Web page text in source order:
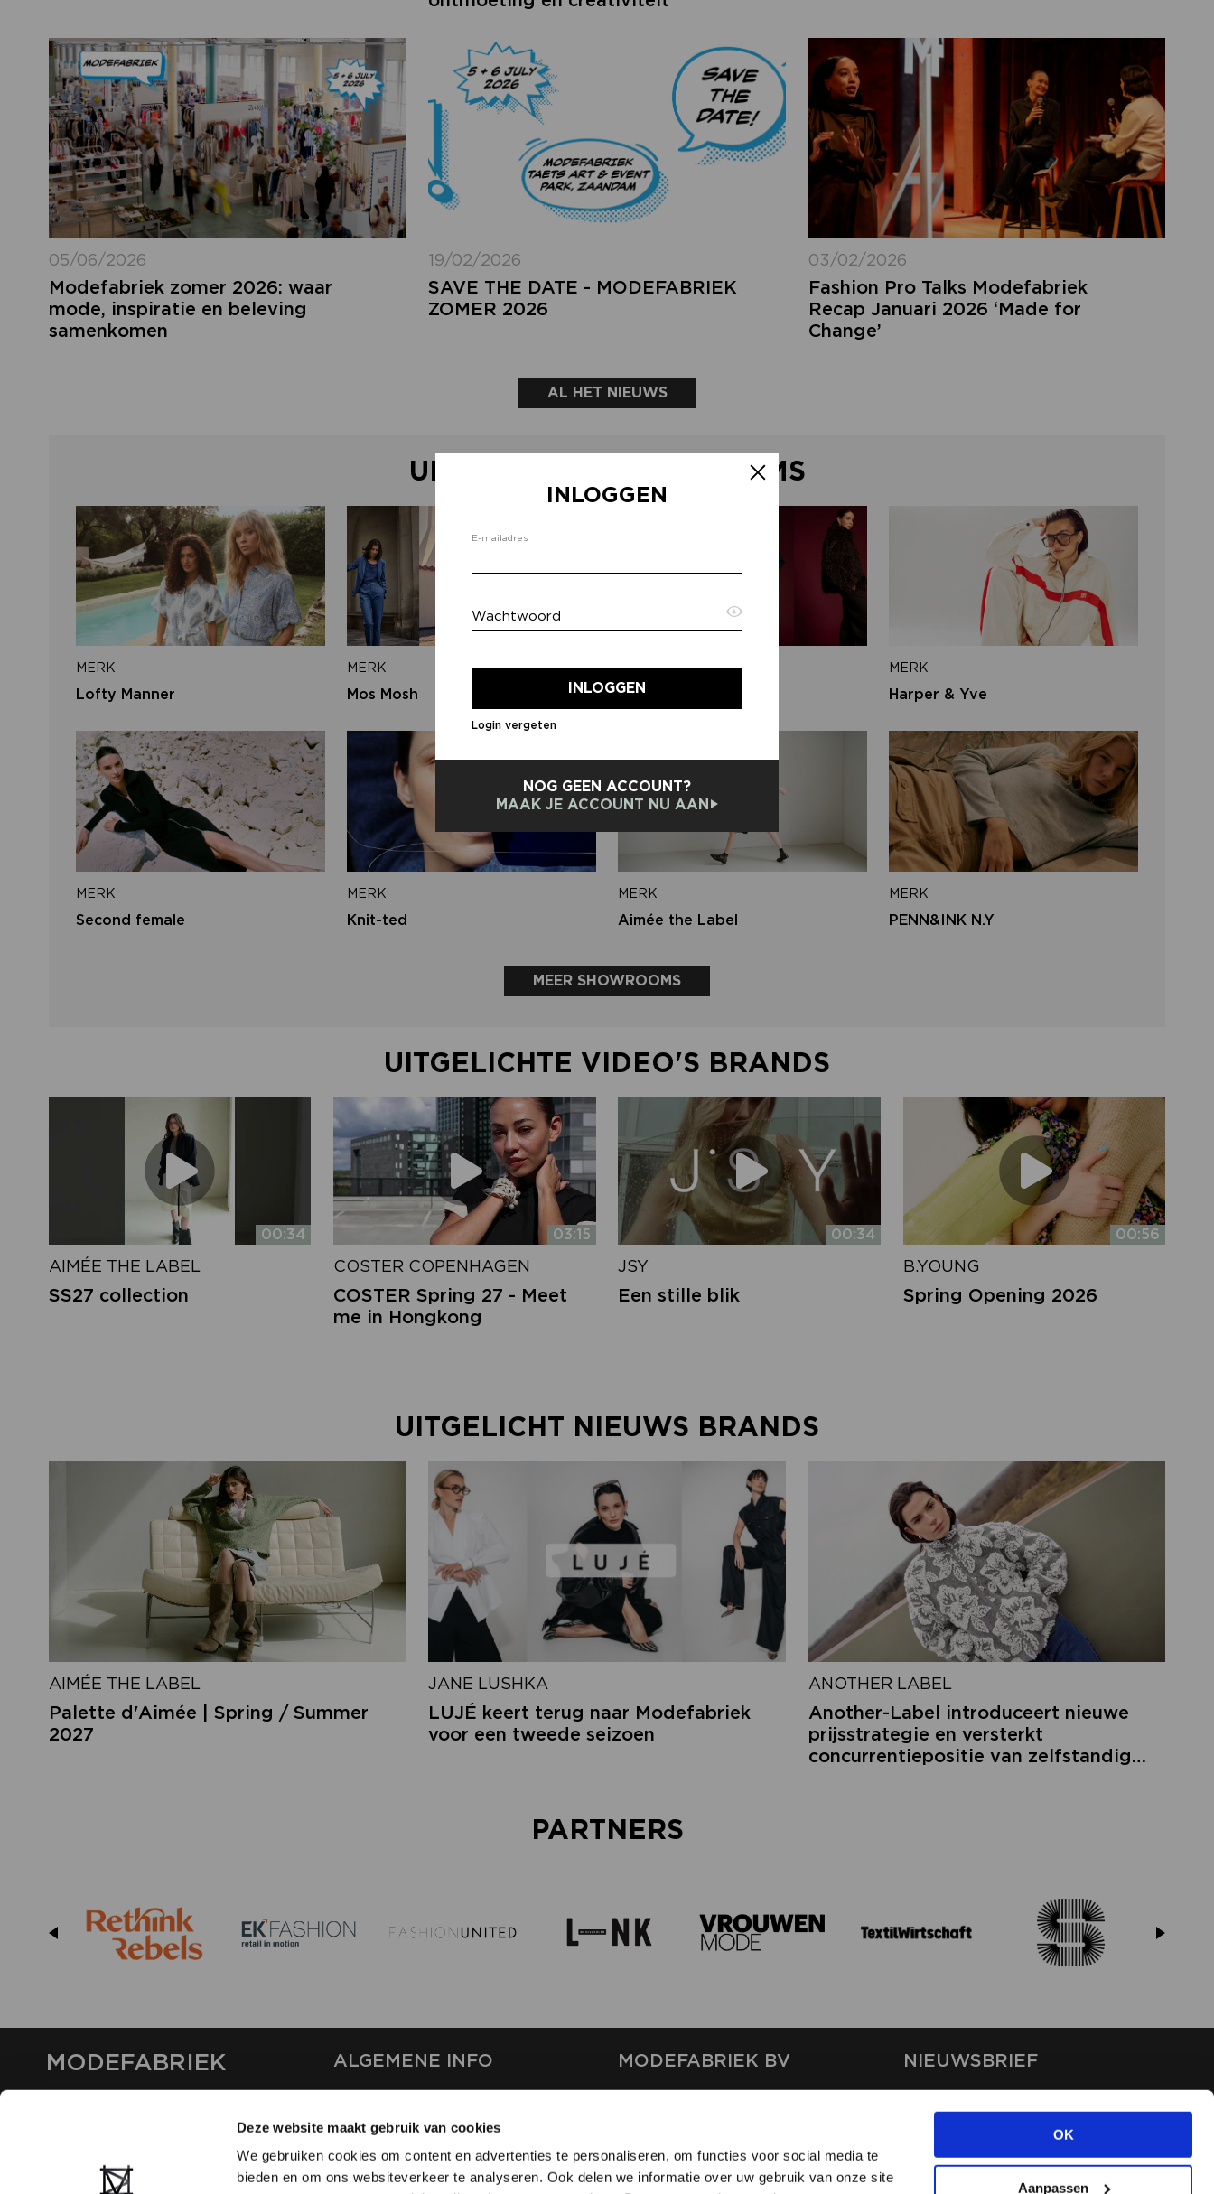
Deze website maakt gebruik van cookies
We gebruiken cookies om content en advertenties te personaliseren, om functies voor social media te
bieden en om ons websiteverkeer te analyseren. Ook delen we informatie over uw gebruik van onze site
OK
Aanpassen
INLOGGEN
E-mailadres
Wachtwoord
INLOGGEN
Login vergeten
Inloggegevens kwijt? Vul het e-mailadres in
dat hoort bij jouw account en klik op
E-mailadres
VERSTUUR
NOG GEEN ACCOUNT?
MAAK JE ACCOUNT NU AAN
05/06/2026
Modefabriek zomer 2026: waar
mode, inspiratie en beleving
samenkomen
19/02/2026
SAVE THE DATE - MODEFABRIEK
ZOMER 2026
03/02/2026
Fashion Pro Talks Modefabriek
Recap Januari 2026 ‘Made for
Change’
AL HET NIEUWS
UITGELICHTE SHOWROOMS
MERK
Lofty Manner
MERK
Mos Mosh
MERK
Aaiko
MERK
Harper & Yve
MERK
Second female
MERK
Knit-ted
MERK
Aimée the Label
MERK
PENN&INK N.Y
MEER SHOWROOMS
UITGELICHTE VIDEO'S BRANDS
00:34
AIMÉE THE LABEL
SS27 collection
03:15
COSTER COPENHAGEN
COSTER Spring 27 - Meet
me in Hongkong
00:34
JSY
Een stille blik
00:56
B.YOUNG
Spring Opening 2026
UITGELICHT NIEUWS BRANDS
AIMÉE THE LABEL
Palette d'Aimée | Spring / Summer
2027
JANE LUSHKA
LUJÉ keert terug naar Modefabriek
voor een tweede seizoen
ANOTHER LABEL
Another-Label introduceert nieuwe
prijsstrategie en versterkt
concurrentiepositie van zelfstandige
PARTNERS
MODEFABRIEK ALGEMENE INFO
CONTACT
PARTNERS
ADVERTEREN
MODEFABRIEK BV
SHIFT
NIEUWSBRIEF
laatste nieuws via de